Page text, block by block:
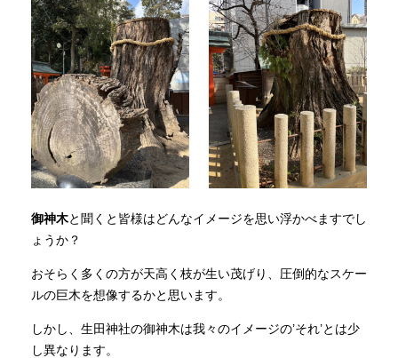
御神木と聞くと皆様はどんなイメージを思い浮かべますでし
ょうか？
おそらく多くの方が天高く枝が生い茂げり、圧倒的なスケー
ルの巨木を想像するかと思います。
しかし、生田神社の御神木は我々のイメージの’それ’とは少
し異なります。